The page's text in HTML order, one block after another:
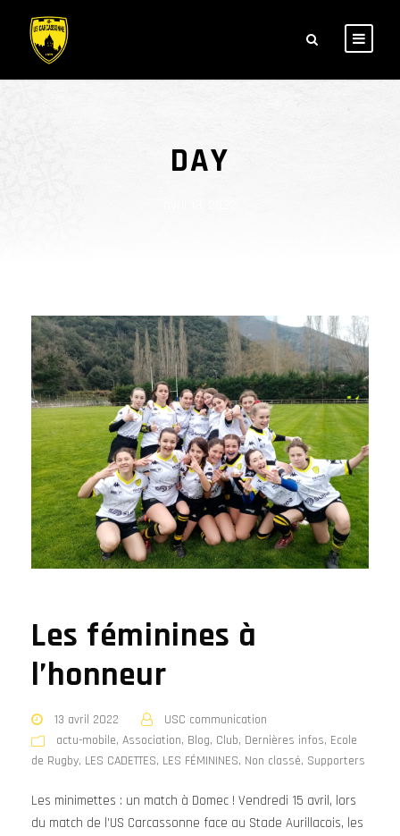
DAY
Les féminines à
l’honneur
13 avril 2022
USC communication
actu-mobile, Association, Blog, Club, Dernières infos, Ecole
de Rugby, LES CADETTES, LES FÉMININES, Non classé, Supporters
Les minimettes : un match à Domec ! Vendredi 15 avril, lors
du match de l’US Carcassonne face au Stade Aurillacois, les